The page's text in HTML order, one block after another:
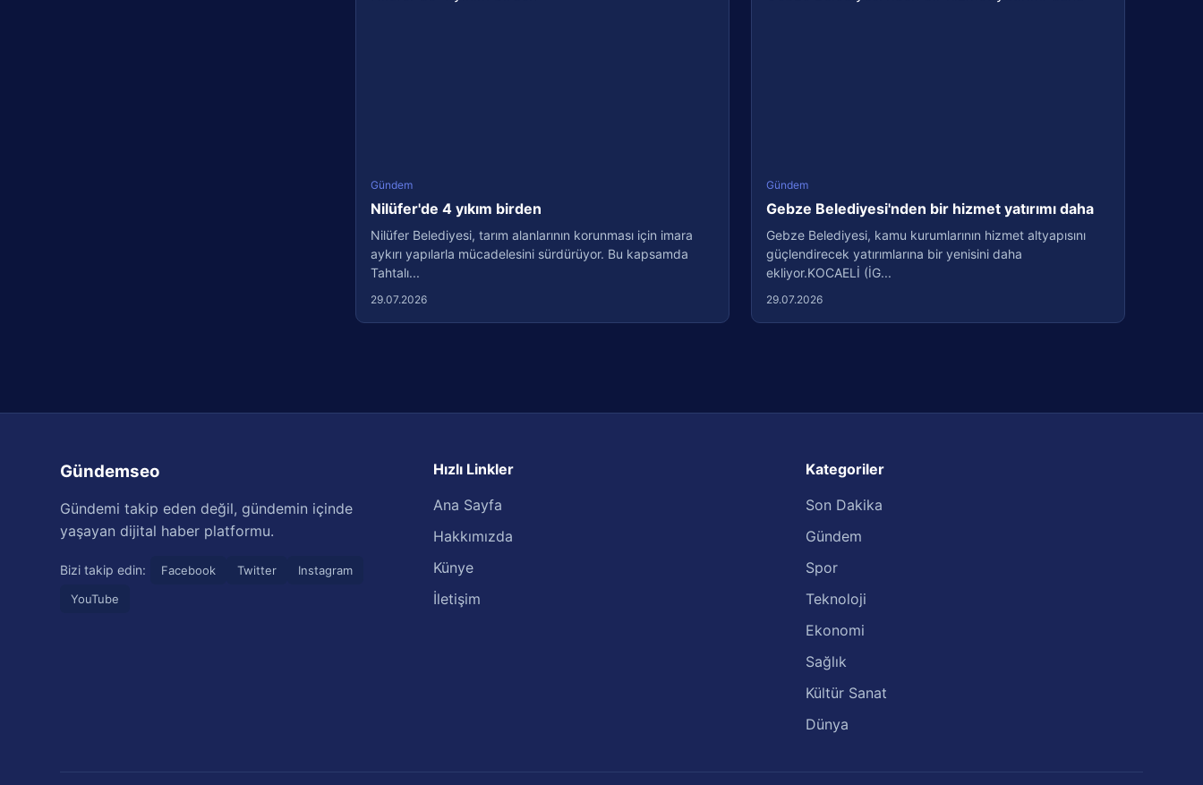
Gündem
Nilüfer'de 4 yıkım birden
Nilüfer Belediyesi, tarım alanlarının korunması için imara
aykırı yapılarla mücadelesini sürdürüyor. Bu kapsamda
Tahtalı...
29.07.2026
Gündem
Gebze Belediyesi'nden bir hizmet yatırımı daha
Gebze Belediyesi, kamu kurumlarının hizmet altyapısını
güçlendirecek yatırımlarına bir yenisini daha
ekliyor.KOCAELİ (İG...
29.07.2026
Gündemseo
Gündemi takip eden değil, gündemin içinde
yaşayan dijital haber platformu.
Bizi takip edin: Facebook Twitter
Instagram
YouTube
Hızlı Linkler
Ana Sayfa
Hakkımızda
Künye
İletişim
Kategoriler
Son Dakika
Gündem
Spor
Teknoloji
Ekonomi
Sağlık
Kültür Sanat
Dünya